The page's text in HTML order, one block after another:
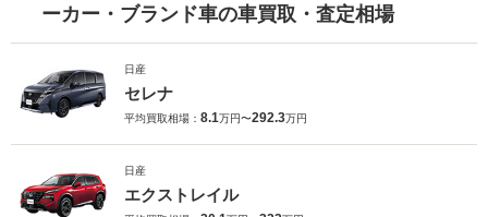
ーカー・ブランド車の車買取・査定相場
日産
セレナ
平均買取相場： 8.1万円〜292.3万円
日産
エクストレイル